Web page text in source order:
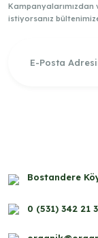
istiyorsanız
Bostandere
0 (531) 342 21